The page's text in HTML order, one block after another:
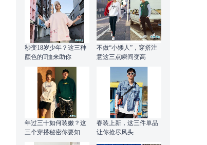
秒变18岁少年？这三种
颜色的T恤来助你
不做“小矮人”，穿搭注
意这三点瞬间变高
年过三十如何装嫩？这
三个穿搭秘密你要知
春装上新，这三件单品
让你抢尽风头